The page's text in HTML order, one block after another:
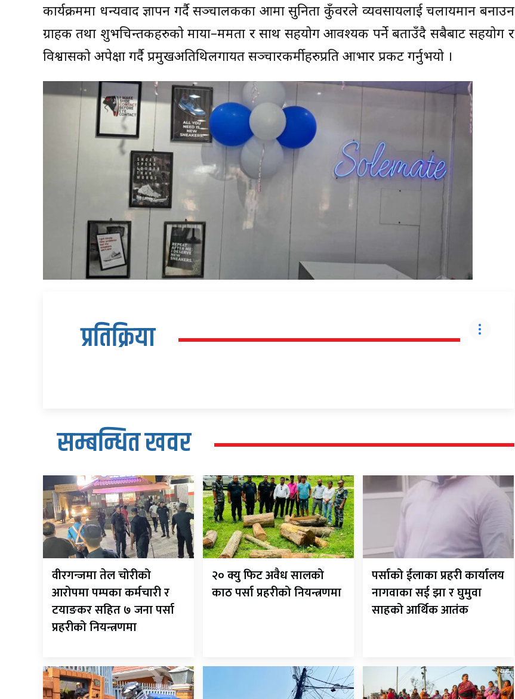
कार्यक्रममा धन्यवाद ज्ञापन गर्दै सञ्चालकका आमा सुनिता कुँवरले व्यवसायलाई चलायमान बनाउन
ग्राहक तथा शुभचिन्तकहरुको माया–ममता र साथ सहयोग आवश्यक पर्ने बताउँदै सबैबाट सहयोग र
विश्वासको अपेक्षा गर्दै प्रमुखअतिथिलगायत सञ्चारकर्मीहरुप्रति आभार प्रकट गर्नुभयो ।
प्रतिक्रिया
सम्बन्धित खवर
वीरगन्जमा तेल चोरीको
आरोपमा पम्पका कर्मचारी र
टयाङकर सहित ७ जना पर्सा
प्रहरीको नियन्त्रणमा
२० क्यु फिट अवैध सालको
काठ पर्सा प्रहरीको नियन्त्रणमा
पर्साको ईलाका प्रहरी कार्यालय
नागवाका सई झा र घुमुवा
साहको आर्थिक आतंक